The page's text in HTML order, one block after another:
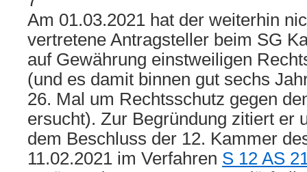
Am 01.03.2021 hat der weiterhin
vertretene Antragsteller beim SG
auf Gewährung einstweiligen
(und es damit binnen gut sechs
26. Mal um Rechtsschutz gegen
ersucht). Zur Begründung zitiert er
dem Beschluss der 12. Kammer
11.02.2021 im Verfahren S 12 AS